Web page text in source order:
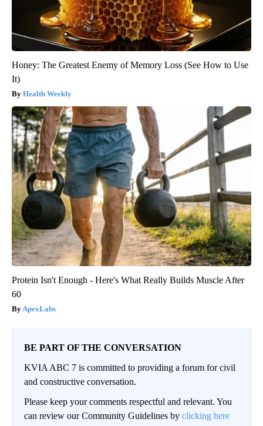
Honey: The Greatest Enemy of Memory Loss (See How to Use
It)
Health Weekly
Protein Isn't Enough - Here's What Really Builds Muscle After
60
ApexLabs
BE PART OF THE CONVERSATION
KVIA ABC 7 is committed to providing a forum for civil
and constructive conversation.
Please keep your comments respectful and relevant. You
can review our Community Guidelines by clicking here